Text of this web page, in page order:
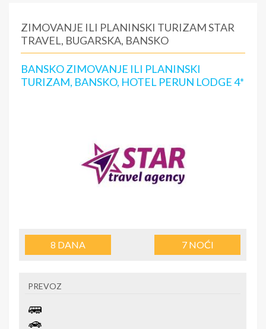
ZIMOVANJE ILI PLANINSKI TURIZAM STAR
TRAVEL, BUGARSKA, BANSKO
BANSKO ZIMOVANJE ILI PLANINSKI
TURIZAM, BANSKO, HOTEL PERUN LODGE 4*
8 DANA 7NOĆI
PREVOZ